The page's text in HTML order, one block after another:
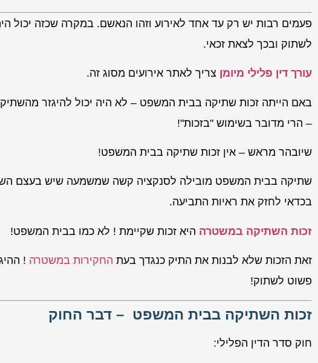
פעמים רבות יש רק עד אחד לאירוע וזהו הנאשם. במקרה שכזה יכול
לשתוק ובכך לצאת זכאי.
עורך דין פלילי מיומן צריך לאתר אירועים מסוג זה.
באם הייתה זכות שתיקה בבית המשפט – לא היה יכול להיגזר
– הרי מדובר בשימוש "בזכות"!
שיובהר מראש – אין זכות שתיקה בבית המשפט!
שתיקה בבית המשפט מובילה לסנקציה קשה שמשמעה שיש בעצם
בכדאי לחזק את ראיות התביעה.
זכות השתיקה במשטרה היא זכות שקיימת ! לא כמו בבית המשפט!
זאת הזכות שלא לבנות את התיק כנגדך בעת החקירות במשטרה !
פשוט לשתוק!
זכות השתיקה בבית המשפט – דבר החוק
חוק סדר הדין הפלילי: